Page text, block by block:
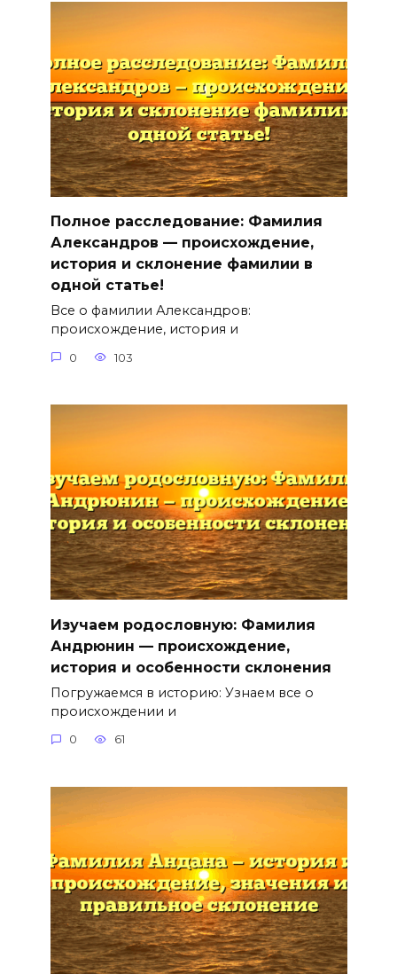
Полное расследование: Фамилия
Александров — происхождение,
история и склонение фамилии в
одной статье!
Все о фамилии Александров:
происхождение, история и
0 103
Изучаем родословную: Фамилия
Андрюнин — происхождение,
история и особенности склонения
Погружаемся в историю: Узнаем все о
происхождении и
0 61